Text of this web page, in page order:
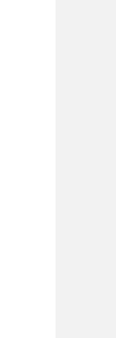
<div
</
<div